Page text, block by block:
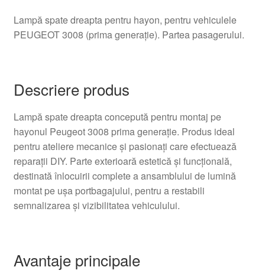
Lampă spate dreapta pentru hayon, pentru vehiculele
PEUGEOT 3008 (prima generație). Partea pasagerului.
Descriere produs
Lampă spate dreapta concepută pentru montaj pe
hayonul Peugeot 3008 prima generație. Produs ideal
pentru ateliere mecanice și pasionați care efectuează
reparații DIY. Parte exterioară estetică și funcțională,
destinată înlocuirii complete a ansamblului de lumină
montat pe ușa portbagajului, pentru a restabili
semnalizarea și vizibilitatea vehiculului.
Avantaje principale